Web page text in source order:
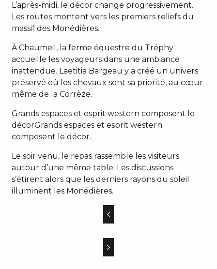
L’après-midi, le décor change progressivement.
Les routes montent vers les premiers reliefs du
massif des Monédières.
À Chaumeil, la ferme équestre du Tréphy
accueille les voyageurs dans une ambiance
inattendue. Laetitia Bargeau y a créé un univers
préservé où les chevaux sont sa priorité, au cœur
même de la Corrèze.
Grands espaces et esprit western composent le
décorGrands espaces et esprit western
composent le décor.
Le soir venu, le repas rassemble les visiteurs
autour d’une même table. Les discussions
s’étirent alors que les derniers rayons du soleil
illuminent les Monédières.